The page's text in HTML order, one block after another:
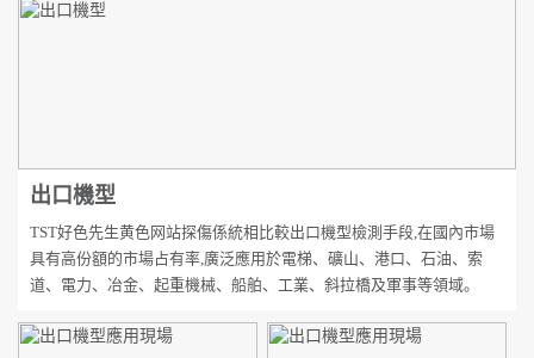
出口機型
TST好色先生黄色网站探傷係統相比較出口機型檢測手段,在國內市場
具有高份額的市場占有率,廣泛應用於電梯、礦山、港口、石油、索
道、電力、冶金、起重機械、船舶、工業、斜拉橋及軍事等領域。